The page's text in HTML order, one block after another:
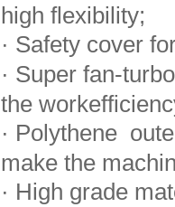
high flexibility;
· Safety cover
· Super fan-
the
· Polythene
make the
· High grade